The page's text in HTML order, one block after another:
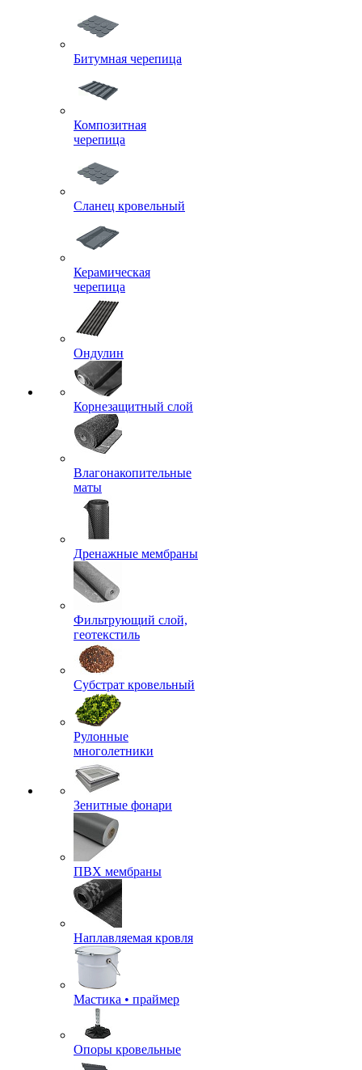
Битумная черепица
Композитная
черепица
Сланец кровельный
Керамическая
черепица
Ондулин
Корнезащитный слой
Влагонакопительные
маты
Дренажные мембраны
Фильтрующий слой,
геотекстиль
Субстрат кровельный
Рулонные
многолетники
Зенитные фонари
ПВХ мембраны
Наплавляемая кровля
Мастика • праймер
Опоры кровельные